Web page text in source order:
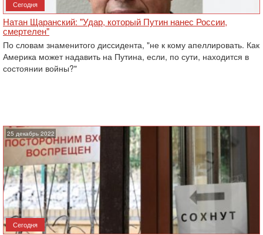
Сегодня
Натан Щаранский: "Удар, который Путин нанес России,
смертелен"
По словам знаменитого диссидента, "не к кому апеллировать. Как
Америка может надавить на Путина, если, по сути, находится в
состоянии войны?"
25 декабрь 2022
Сегодня